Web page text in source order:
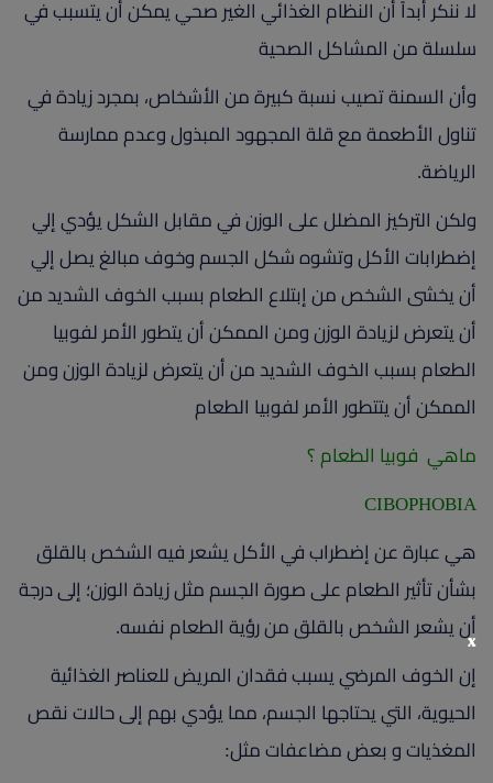
لا ننكر أبداً أن النظام الغذائي الغير صحي يمكن أن يتسبب في
سلسلة من المشاكل الصحية
وأن السمنة تصيب نسبة كبيرة من الأشخاص، بمجرد زيادة في
تناول الأطعمة مع قلة المجهود المبذول وعدم ممارسة
الرياضة.
ولكن التركيز المضلل على الوزن في مقابل الشكل يؤدي إلي
إضطرابات الأكل وتشوه شكل الجسم وخوف مبالغ يصل إلي
أن يخشى الشخص من إبتلاع الطعام بسبب الخوف الشديد من
أن يتعرض لزيادة الوزن ومن الممكن أن يتطور الأمر لفوبيا
الطعام بسبب الخوف الشديد من أن يتعرض لزيادة الوزن ومن
الممكن أن يتتطور الأمر لفوبيا الطعام
ماهي فوبيا الطعام ؟
CIBOPHOBIA
هي عبارة عن إضطراب في الأكل يشعر فيه الشخص بالقلق
بشأن تأثير الطعام على صورة الجسم مثل زيادة الوزن؛ إلى درجة
أن يشعر الشخص بالقلق من رؤية الطعام نفسه.
إن الخوف المرضي يسبب فقدان المريض للعناصر الغذائية
الحيوية، التي يحتاجها الجسم، مما يؤدي بهم إلى حالات نقص
المغذيات و بعض مضاعفات مثل:
x